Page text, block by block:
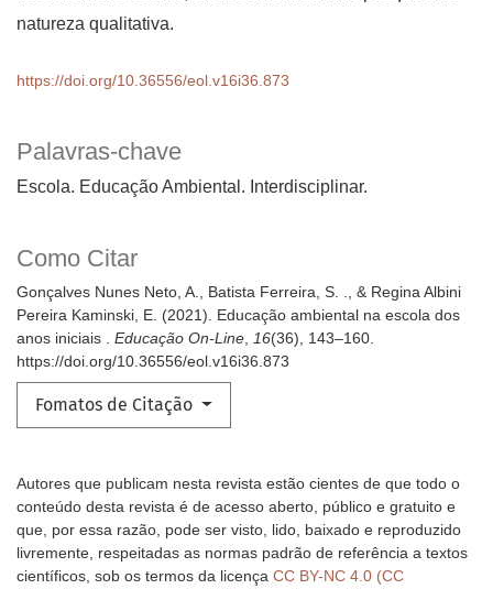
Palavras-chave
Escola. Educação Ambiental. Interdisciplinar.
Como Citar
Gonçalves Nunes Neto, A., Batista Ferreira, S. ., & Regina Albini
Pereira Kaminski, E. (2021). Educação ambiental na escola dos
anos iniciais . Educação On-Line, 16(36), 143–160.
https://doi.org/10.36556/eol.v16i36.873
Fomatos de Citação
natureza qualitativa.
https://doi.org/10.36556/eol.v16i36.873
Autores que publicam nesta revista estão cientes de que todo o
conteúdo desta revista é de acesso aberto, público e gratuito e
que, por essa razão, pode ser visto, lido, baixado e reproduzido
livremente, respeitadas as normas padrão de referência a textos
científicos, sob os termos da licença CC BY-NC 4.0 (CC